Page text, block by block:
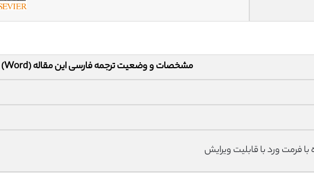
مشخصات و وضعیت ترجمه فارسی این مقاله (Word)
فرمت ورد با قابلیت ویرایش